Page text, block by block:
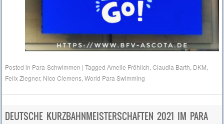
Posted in Para-Schwimmen |TaggedAmelie Fröhlich ,Claudia Barth DKM
Felix Ziegner, Nico Clemens ,World Para Swimming
DEUTSCHE KURZBAHNMEISTERSCHAFTEN 2021 IM PARA